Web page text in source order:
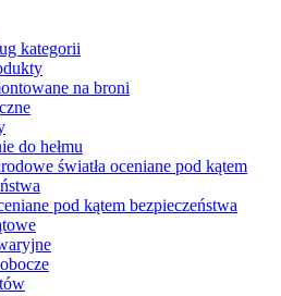
kategorii
na broni
do hełmu
światła oceniane pod kątem
pod kątem bezpieczeństwa